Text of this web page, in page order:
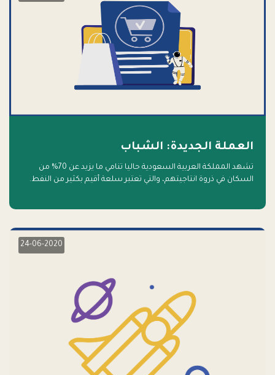
العملة الجديدة: الشباب
تشهد المملكة العربية السعودية حاليا تنامي ما يزيد عن 70% من
السكان في ذروة انتاجيتهم، والتي تعتبر سلعة أقيم بكثير من النفط.
24-06-2020